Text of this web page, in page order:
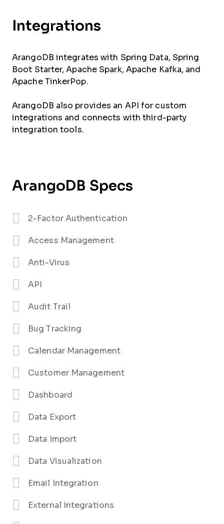
Integrations
ArangoDB integrates with Spring Data, Spring
Boot Starter, Apache Spark, Apache Kafka, and
Apache TinkerPop.
ArangoDB also provides an API for custom
integrations and connects with third-party
integration tools.
ArangoDB Specs
2-Factor Authentication
Access Management
Anti-Virus
API
Audit Trail
Bug Tracking
Calendar Management
Customer Management
Dashboard
Data Export
Data Import
Data Visualization
Email Integration
External Integrations